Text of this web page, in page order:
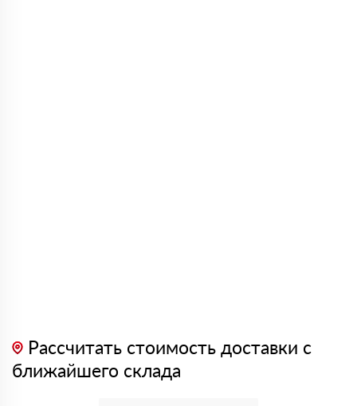
Рассчитать стоимость доставки с
ближайшего склада